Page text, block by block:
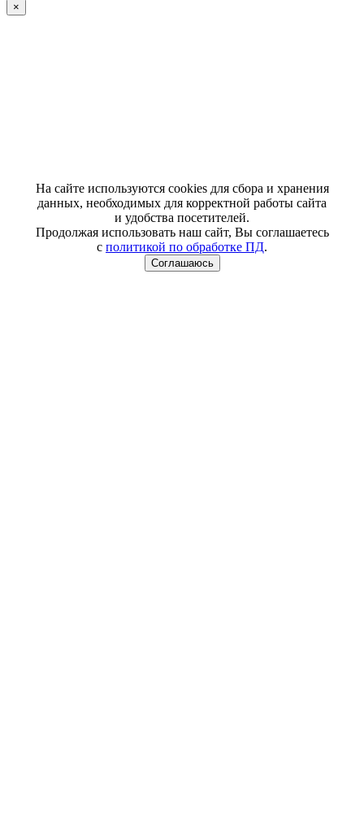
×
На сайте используются cookies для сбора и хранения
данных, необходимых для корректной работы сайта
и удобства посетителей.
Продолжая использовать наш сайт, Вы соглашаетесь
с политикой по обработке ПД.
Соглашаюсь